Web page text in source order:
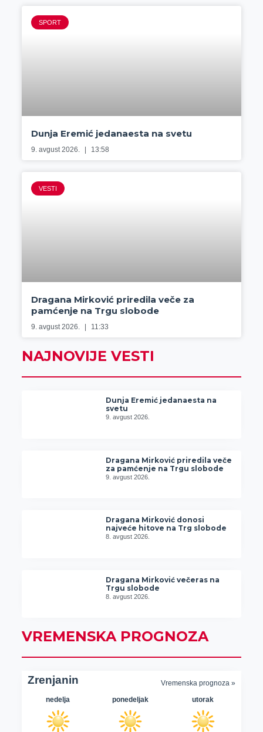
SPORT
Dunja Eremić jedanaesta na svetu
9. avgust 2026. 13:58
VESTI
Dragana Mirković priredila veče za
pamćenje na Trgu slobode
9. avgust 2026. 11:33
NAJNOVIJE VESTI
Dunja Eremić jedanaesta na
svetu
9. avgust 2026.
Dragana Mirković priredila veče
za pamćenje na Trgu slobode
9. avgust 2026.
Dragana Mirković donosi
najveće hitove na Trg slobode
8. avgust 2026.
Dragana Mirković večeras na
Trgu slobode
8. avgust 2026.
VREMENSKA PROGNOZA